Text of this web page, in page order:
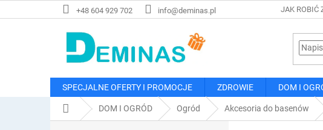
do
+48 604 929 702 info@deminas.pl JAK ROBIĆ
SPECJALNE OFERTY I PROMOCJE ZDROWIE DOM I
Home DOM I OGRÓD Ogród Akcesoria do basenów